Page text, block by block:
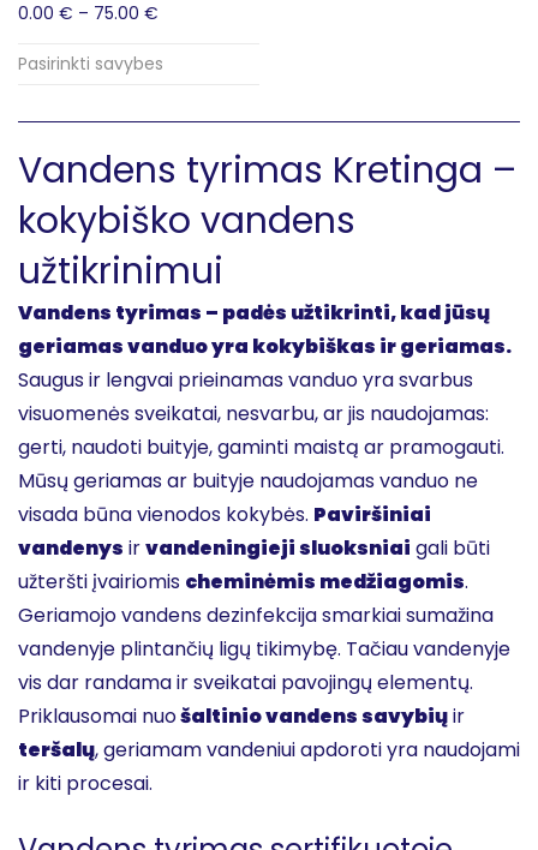
0.00 € – 75.00 €
Pasirinkti savybes
Vandens tyrimas Kretinga –
kokybiško vandens
užtikrinimui
Vandens tyrimas – padės užtikrinti, kad jūsų
geriamas vanduo yra kokybiškas ir geriamas.
Saugus ir lengvai prieinamas vanduo yra svarbus
visuomenės sveikatai, nesvarbu, ar jis naudojamas:
gerti, naudoti buityje, gaminti maistą ar pramogauti.
Mūsų geriamas ar buityje naudojamas vanduo ne
visada būna vienodos kokybės. Paviršiniai
vandenys irvandeningieji sluoksniai gali būti
užteršti įvairiomis cheminėmis medžiagomis.
Geriamojo vandens dezinfekcija smarkiai sumažina
vandenyje plintančių ligų tikimybę. Tačiau vandenyje
vis dar randama ir sveikatai pavojingų elementų.
Priklausomai nuošaltinio vandens savybiųir
teršalų, geriamam vandeniui apdoroti yra naudojami
ir kiti procesai.